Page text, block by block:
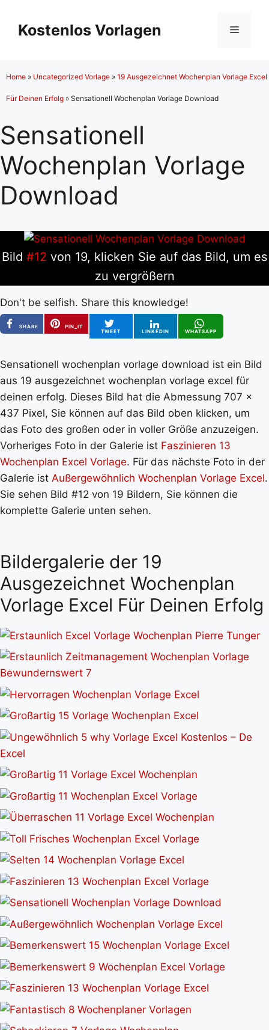
Inhalt
springen
Kostenlos Vorlagen Menü
Home » Uncategorized Vorlage » 19 Ausgezeichnet Wochenplan Vorlage Excel
Für Deinen Erfolg » Sensationell Wochenplan Vorlage Download
Sensationell
Wochenplan Vorlage
Download
Bild #12 von 19, klicken Sie auf das Bild, um es
zu vergrößern
Don't be selfish. Share this knowledge!
SHARE
PIN_IT
TWEET
LINKEDIN WHATSAPP
Sensationell wochenplan vorlage download ist ein Bild
aus 19 ausgezeichnet wochenplan vorlage excel für
deinen erfolg. Dieses Bild hat die Abmessung 707 x
437 Pixel, Sie können auf das Bild oben klicken, um
das Foto des großen oder in voller Größe anzuzeigen.
Vorheriges Foto in der Galerie ist Faszinieren 13
Wochenplan Excel Vorlage. Für das nächste Foto in der
Galerie ist Außergewöhnlich Wochenplan Vorlage Excel.
Sie sehen Bild #12 von 19 Bildern, Sie können die
komplette Galerie unten sehen.
Bildergalerie der 19
Ausgezeichnet Wochenplan
Vorlage Excel Für Deinen Erfolg